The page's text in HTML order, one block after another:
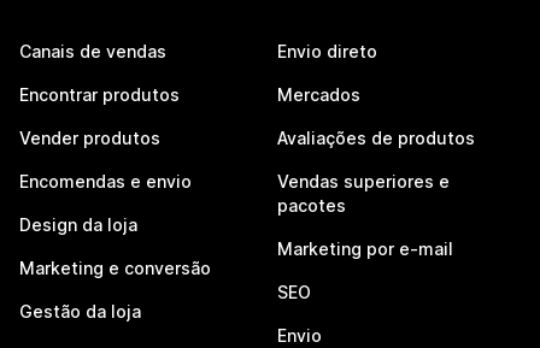
Canais de vendas
Encontrar produtos
Vender produtos
Encomendas e envio
Design da loja
Marketing e conversão
Gestão da loja
Envio direto
Mercados
Avaliações de produtos
Vendas superiores e
pacotes
Marketing por e-mail
SEO
Envio